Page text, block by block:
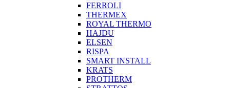
FERROLI
THERMEX
ROYAL THERMO
HAJDU
ELSEN
RISPA
SMART INSTALL
KRATS
PROTHERM